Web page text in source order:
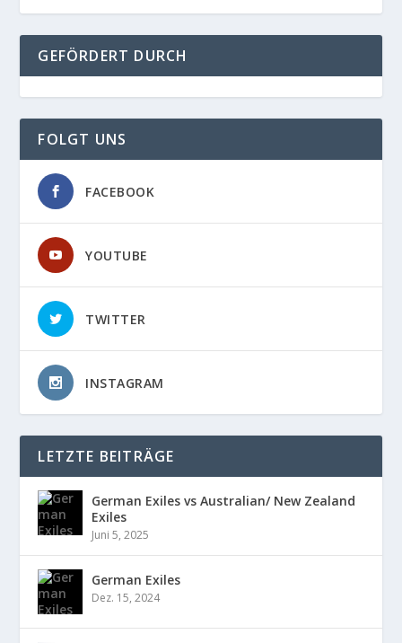
GEFÖRDERT DURCH
FOLGT UNS
FACEBOOK
YOUTUBE
TWITTER
INSTAGRAM
LETZTE BEITRÄGE
German Exiles vs Australian/ New Zealand
Exiles
Juni 5, 2025
German Exiles
Dez. 15, 2024